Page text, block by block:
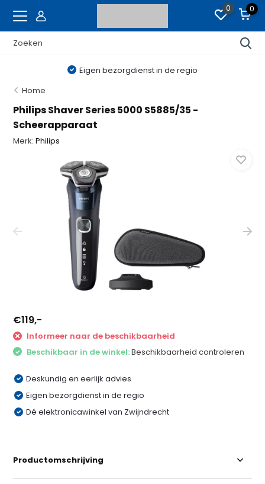
0 0
Eigen bezorgdienst in de regio
Home
Philips Shaver Series 5000 S5885/35 -
Scheerapparaat
Merk:Philips
€119,-
Informeer naar de beschikbaarheid
Beschikbaar in de winkel:Beschikbaarheid controleren
Deskundig en eerlijk advies
Eigen bezorgdienst in de regio
Dé elektronicawinkel van Zwijndrecht
Productomschrijving